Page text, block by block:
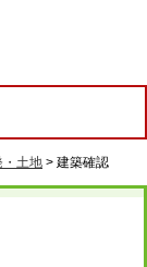
・土地 > 建築確認